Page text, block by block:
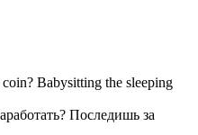
Babysitting the sleeping
Последишь за